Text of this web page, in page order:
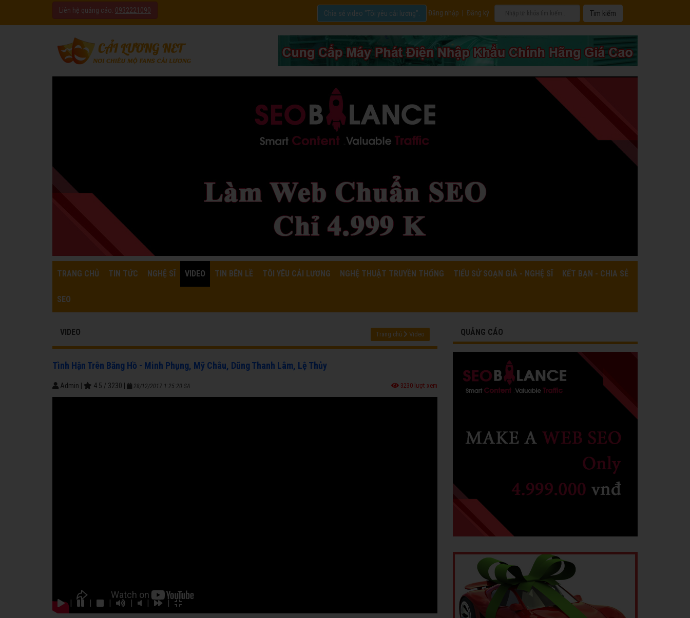
Liên hệ quảng cáo: 0932221090 Đăng nhập Đăng ký
Chia sẻ video "Tôi yêu cải lương".
TRANG CHỦ TIN TỨC NGHỆ SĨ VIDEO TIN BÊN LỀ TÔI YÊU CẢI LƯƠNG NGHỆ THUẬT TRUYỀN THỐNG TIỂU SỬ SOẠN GIẢ - NGHỆ SĨ KẾT BẠN - CHIA SẺ
SEO
VIDEO Trang chủ Video
Tình Hận Trên Băng Hồ - Minh Phụng, Mỹ Châu, Dũng Thanh Lâm, Lệ Thủy
Admin 4.5 / 3230 28/12/2017 1:25:20 SA 3230 lượt xem
| | | | | |
QUẢNG CÁO